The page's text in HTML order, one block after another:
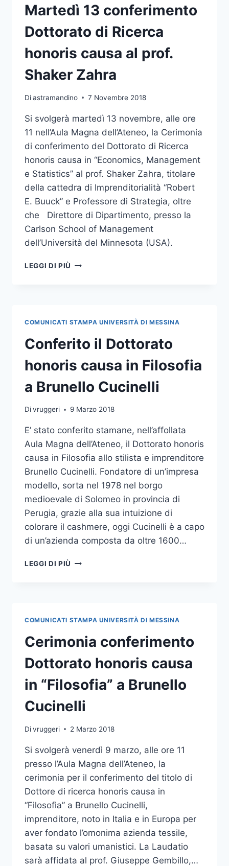
HONORIS
CAUSA
ALL’UNIVERSITÀ
DI
Martedì 13 conferimento
Dottorato di Ricerca
honoris causa al prof.
Shaker Zahra
Diastramandino 7 Novembre 2018
Si svolgerà martedì 13 novembre, alle ore
11 nell’Aula Magna dell’Ateneo, la Cerimonia
di conferimento del Dottorato di Ricerca
honoris causa in “Economics, Management
e Statistics” al prof. Shaker Zahra, titolare
della cattedra di Imprenditorialità “Robert
E. Buuck” e Professore di Strategia, oltre
che Direttore di Dipartimento, presso la
Carlson School of Management
dell’Università del Minnesota (USA).
LEGGI DI PIÙ MARTEDÌ
CAUSA
AL
SHAKER
ZAHRA
COMUNICATI STAMPA UNIVERSITÀ DI MESSINA
Conferito il Dottorato
honoris causa in Filosofia
a Brunello Cucinelli
Divruggeri 9 Marzo 2018
E’ stato conferito stamane, nell’affollata
Aula Magna dell’Ateneo, il Dottorato honoris
causa in Filosofia allo stilista e imprenditore
Brunello Cucinelli. Fondatore di un’impresa
modello, sorta nel 1978 nel borgo
medioevale di Solomeo in provincia di
Perugia, grazie alla sua intuizione di
colorare il cashmere, oggi Cucinelli è a capo
di un’azienda composta da oltre 1600…
LEGGI DI PIÙ CONFERITO
BRUNELLO
CUCINELLI
COMUNICATI STAMPA UNIVERSITÀ DI MESSINA
Cerimonia conferimento
Dottorato honoris causa
in “Filosofia” a Brunello
Cucinelli
Divruggeri 2 Marzo 2018
Si svolgerà venerdì 9 marzo, alle ore 11
presso l’Aula Magna dell’Ateneo, la
cerimonia per il conferimento del titolo di
Dottore di ricerca honoris causa in
“Filosofia” a Brunello Cucinelli,
imprenditore, noto in Italia e in Europa per
aver fondato l’omonima azienda tessile,
basata su valori umanistici. La Laudatio
sarà affidata al prof. Giuseppe Gembillo,…